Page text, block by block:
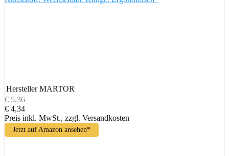
Hersteller MARTOR
€ 5,36
€ 4,34
Preis inkl. MwSt., zzgl. Versandkosten
Jetzt auf Amazon ansehen*